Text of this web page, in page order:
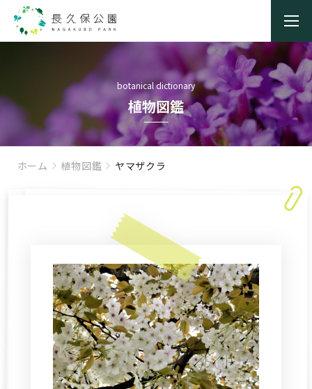
botanical dictionary
植物図鑑
ホーム 植物図鑑 ヤマザクラ